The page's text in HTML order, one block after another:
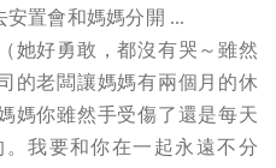
置會和媽媽分開 ...
她好勇敢，都沒有哭～雖然
的老闆讓媽媽有兩個月的休
媽你雖然手受傷了還是每天
我要和你在一起永遠不分